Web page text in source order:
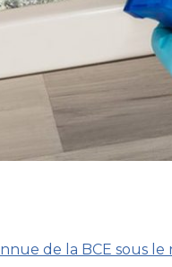
de la BCE sous